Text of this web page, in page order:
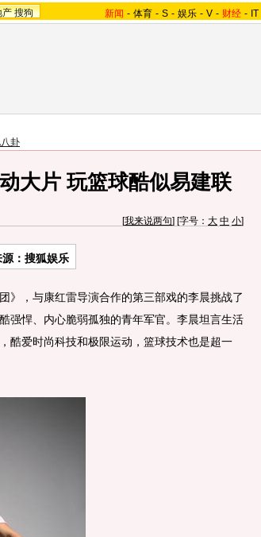
产 搜狗 新闻 - 体育 - S - 娱乐 - V - 财经 - IT
卦
大片 玩篮球酷似易建联
[我来说两句] [字号： 大 中 小]
源：搜狐娱乐
，与康红雷导演合作的第三部戏的李晨挑战了
强悍、内心脆弱孤独的青年军官。李晨坦言生活
酷爱时尚科技和极限运动，篮球技术也是超一